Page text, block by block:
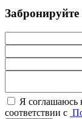
Я соглашаюсь
соответствии с